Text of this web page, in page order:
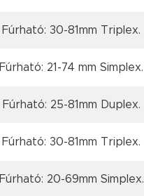
Fúrható: 30-81mm Triplex.
Fúrható: 21-74 mm Simplex.
Fúrható: 25-81mm Duplex.
Fúrható: 30-81mm Triplex.
Fúrható: 20-69mm Simplex.